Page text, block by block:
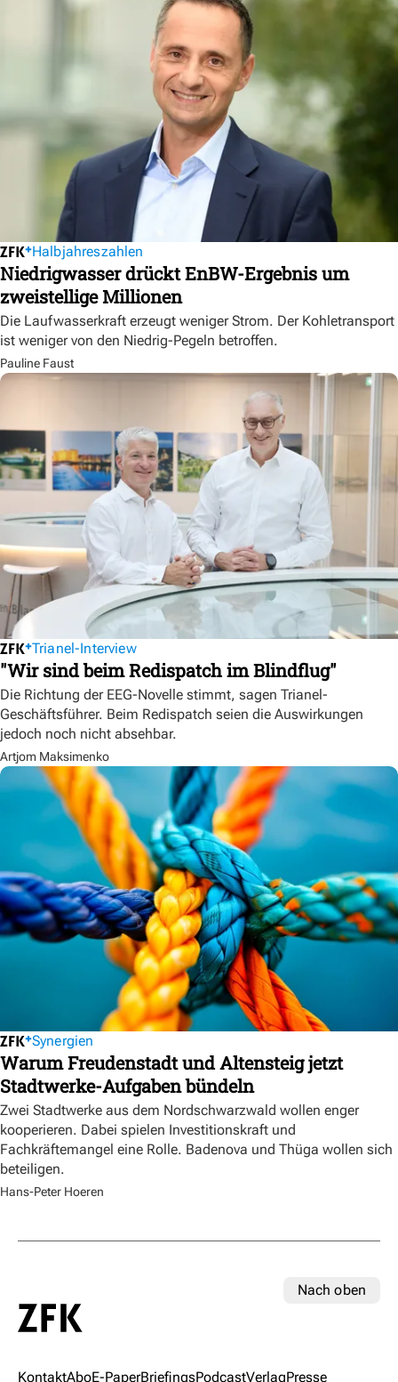
Halbjahreszahlen
Niedrigwasser drückt EnBW-Ergebnis um
zweistellige Millionen
Die Laufwasserkraft erzeugt weniger Strom. Der Kohletransport
ist weniger von den Niedrig-Pegeln betroffen.
Pauline Faust
Trianel-Interview
"Wir sind beim Redispatch im Blindflug"
Die Richtung der EEG-Novelle stimmt, sagen Trianel-
Geschäftsführer. Beim Redispatch seien die Auswirkungen
jedoch noch nicht absehbar.
Artjom Maksimenko
Synergien
Warum Freudenstadt und Altensteig jetzt
Stadtwerke-Aufgaben bündeln
Zwei Stadtwerke aus dem Nordschwarzwald wollen enger
kooperieren. Dabei spielen Investitionskraft und
Fachkräftemangel eine Rolle. Badenova und Thüga wollen sich
beteiligen.
Hans-Peter Hoeren
Nach oben
KontaktAboE-PaperBriefingsPodcastVerlagPresse